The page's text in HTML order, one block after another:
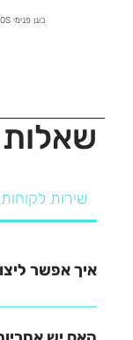
כונן פנימי Transcend 230S 512GB SSD TS512GSSD230S
שאלות
שירות
איך אפשר
אנחנו כאן כדי